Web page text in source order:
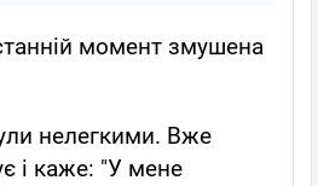
момент змушена
нелегкими. Вже
і каже: "У мене